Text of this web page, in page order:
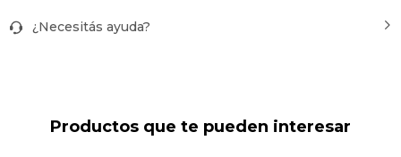
¿Necesitás ayuda?
Productos que te pueden interesar